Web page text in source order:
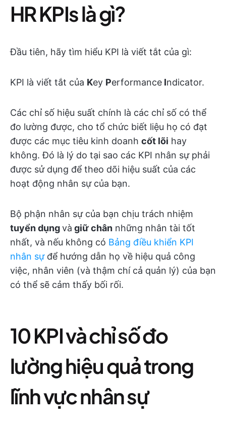
HR KPIs là gì?
Đầu tiên, hãy tìm hiểu KPI là viết tắt của gì:
KPI là viết tắt của Key Performance Indicator.
Các chỉ số hiệu suất chính là các chỉ số có thể
đo lường được, cho tổ chức biết liệu họ có đạt
được các mục tiêu kinh doanh cốt lõi hay
không. Đó là lý do tại sao các KPI nhân sự phải
được sử dụng để theo dõi hiệu suất của các
hoạt động nhân sự của bạn.
Bộ phận nhân sự của bạn chịu trách nhiệm
tuyển dụngvà giữ chân những nhân tài tốt
nhất, và nếu không có Bảng điều khiển KPI
nhân sựđể hướng dẫn họ về hiệu quả công
việc, nhân viên (và thậm chí cả quản lý) của bạn
có thể sẽ cảm thấy bối rối.
10 KPI và chỉ số đo
lường hiệu quả trong
lĩnh vực nhân sự